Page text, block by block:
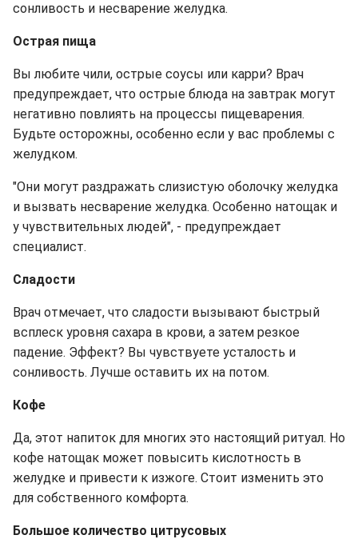
сонливость и несварение желудка.
Острая пища
Вы любите чили, острые соусы или карри? Врач
предупреждает, что острые блюда на завтрак могут
негативно повлиять на процессы пищеварения.
Будьте осторожны, особенно если у вас проблемы с
желудком.
"Они могут раздражать слизистую оболочку желудка
и вызвать несварение желудка. Особенно натощак и
у чувствительных людей", - предупреждает
специалист.
Сладости
Врач отмечает, что сладости вызывают быстрый
всплеск уровня сахара в крови, а затем резкое
падение. Эффект? Вы чувствуете усталость и
сонливость. Лучше оставить их на потом.
Кофе
Да, этот напиток для многих это настоящий ритуал. Но
кофе натощак может повысить кислотность в
желудке и привести к изжоге. Стоит изменить это
для собственного комфорта.
Большое количество цитрусовых